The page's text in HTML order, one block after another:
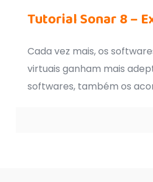
Tutorial Sonar 8 –
Cada vez mais, os
virtuais ganham mais
softwares, também os